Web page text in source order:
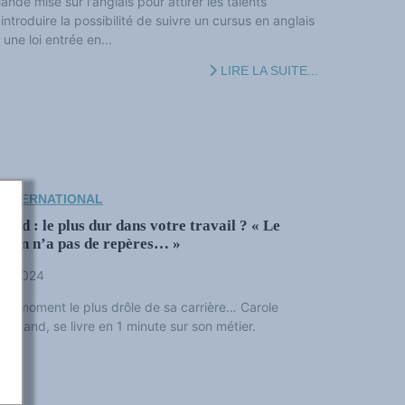
la possibilité de suivre un cursus en anglais
loi entrée en...
LIRE LA SUITE...
: le plus dur dans votre travail ? « Le
on n’a pas de repères… »
2024
moment le plus drôle de sa carrière… Carole
se livre en 1 minute sur son métier.